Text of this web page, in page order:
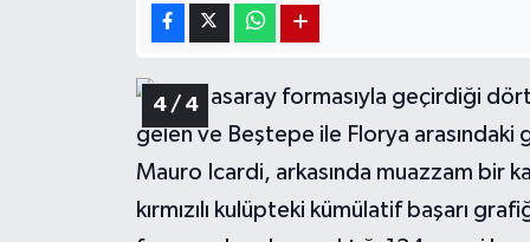
4 / 4